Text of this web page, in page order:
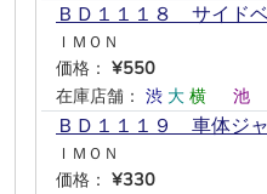
ＢＤ１１１８ サイド
ＩＭＯＮ
価格： ¥550
在庫店舗： 渋 大 横 池
ＢＤ１１１９ 車体ジャ
ＩＭＯＮ
価格： ¥330